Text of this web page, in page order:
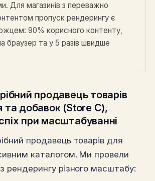
Для магазинів з переважно
пропуск рендерингу є
90% корисного контенту,
браузер та у 5 разів швидше
продавець товарів
та добавок (Store C),
при масштабуванні
продавець товарів для
каталогом. Ми провели
рендерингу різного масштабу: